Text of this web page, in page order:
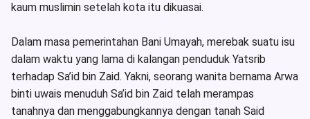
kaum muslimin setelah kota itu dikuasai.
Dalam masa pemerintahan Bani Umayah, merebak suatu isu
dalam waktu yang lama di kalangan penduduk Yatsrib
terhadap Sa’id bin Zaid. Yakni, seorang wanita bernama Arwa
binti uwais menuduh Sa’id bin Zaid telah merampas
tanahnya dan menggabungkannya dengan tanah Said